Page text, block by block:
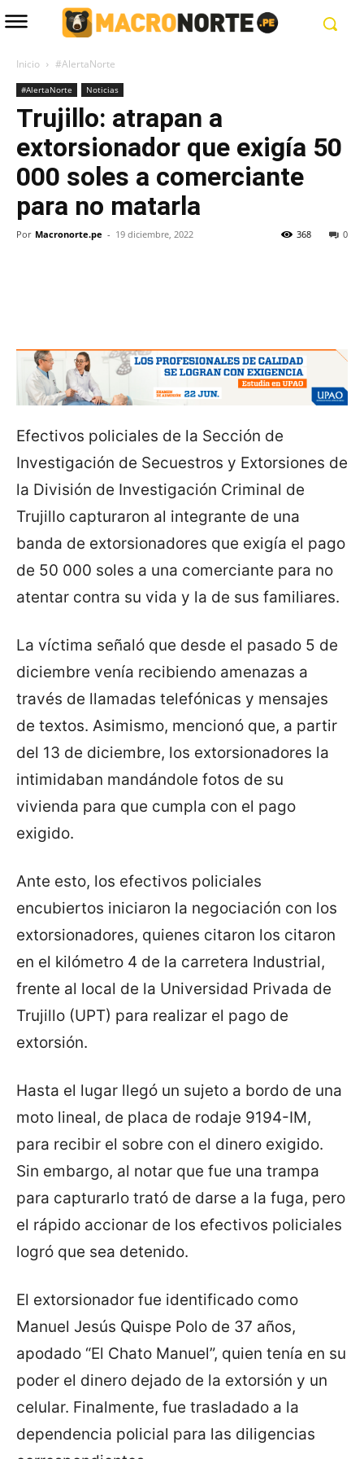
Inicio #AlertaNorte
#AlertaNorte Noticias
Trujillo: atrapan a
extorsionador que exigía 50
000 soles a comerciante
para no matarla
Por Macronorte.pe - 19 diciembre, 2022 0
368
Efectivos policiales de la Sección de
Investigación de Secuestros y Extorsiones de
la División de Investigación Criminal de
Trujillo capturaron al integrante de una
banda de extorsionadores que exigía el pago
de 50 000 soles a una comerciante para no
atentar contra su vida y la de sus familiares.
La víctima señaló que desde el pasado 5 de
diciembre venía recibiendo amenazas a
través de llamadas telefónicas y mensajes
de textos. Asimismo, mencionó que, a partir
del 13 de diciembre, los extorsionadores la
intimidaban mandándole fotos de su
vivienda para que cumpla con el pago
exigido.
Ante esto, los efectivos policiales
encubiertos iniciaron la negociación con los
extorsionadores, quienes citaron los citaron
en el kilómetro 4 de la carretera Industrial,
frente al local de la Universidad Privada de
Trujillo (UPT) para realizar el pago de
extorsión.
Hasta el lugar llegó un sujeto a bordo de una
moto lineal, de placa de rodaje 9194-IM,
para recibir el sobre con el dinero exigido.
Sin embargo, al notar que fue una trampa
para capturarlo trató de darse a la fuga, pero
el rápido accionar de los efectivos policiales
logró que sea detenido.
El extorsionador fue identificado como
Manuel Jesús Quispe Polo de 37 años,
apodado “El Chato Manuel”, quien tenía en su
poder el dinero dejado de la extorsión y un
celular. Finalmente, fue trasladado a la
dependencia policial para las diligencias